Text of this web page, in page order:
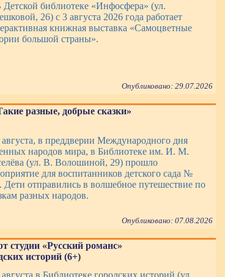
Детской библиотеке «Инфосфера» (ул.
26) с 3 августа 2026 года работает
книжная выставка «Самоцветные
большой страны».
Опубликовано: 29.07.2026
разные, добрые сказки»
августа, в преддверии Международного дня
народов мира, в Библиотеке им. И. М.
(ул. В. Волошиной, 29) прошло
для воспитанников детского сада №
Дети отправились в волшебное путешествие по
разных народов.
Опубликовано: 07.08.2026
студии «Русский романс»
историй (6+)
августа в Библиотеке городских историй (ул.